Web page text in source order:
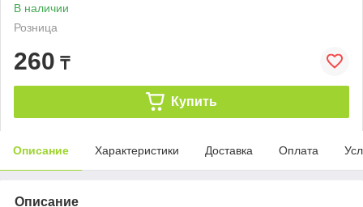
В наличии
Розница
260 ₸
Купить
Описание Характеристики Доставка Оплата
Описание